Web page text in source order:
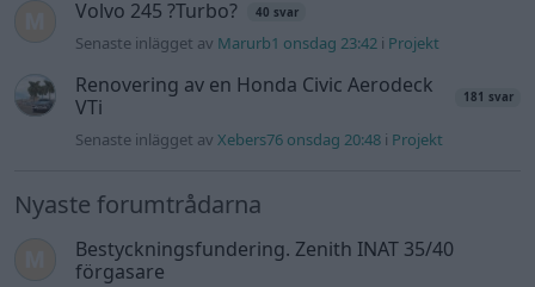
Volvo 245 ?Turbo? 40 svar
Senaste inlägget av Marurb1 onsdag 23:42 i Projekt
Renovering av en Honda Civic Aerodeck
VTi
181 svar
Senaste inlägget avXebers76 onsdag 20:48 i Projekt
Nyaste forumtrådarna
Bestyckningsfundering. Zenith INAT 35/40
förgasare